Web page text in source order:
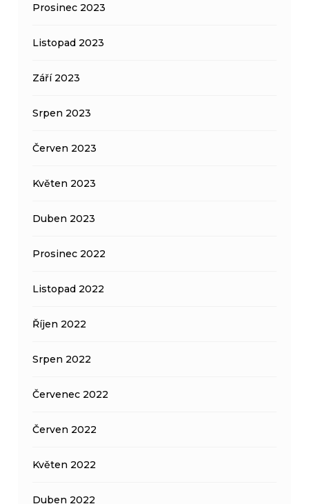
Prosinec 2023
Listopad 2023
Září 2023
Srpen 2023
Červen 2023
Květen 2023
Duben 2023
Prosinec 2022
Listopad 2022
Říjen 2022
Srpen 2022
Červenec 2022
Červen 2022
Květen 2022
Duben 2022